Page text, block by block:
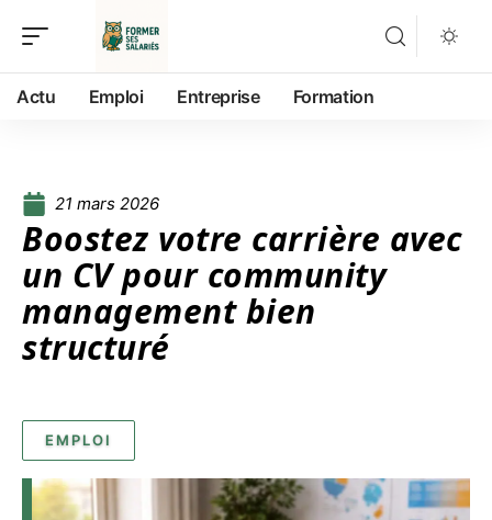
Actu Emploi Entreprise Formation
21 mars 2026
Boostez votre carrière avec
un CV pour community
management bien
structuré
EMPLOI